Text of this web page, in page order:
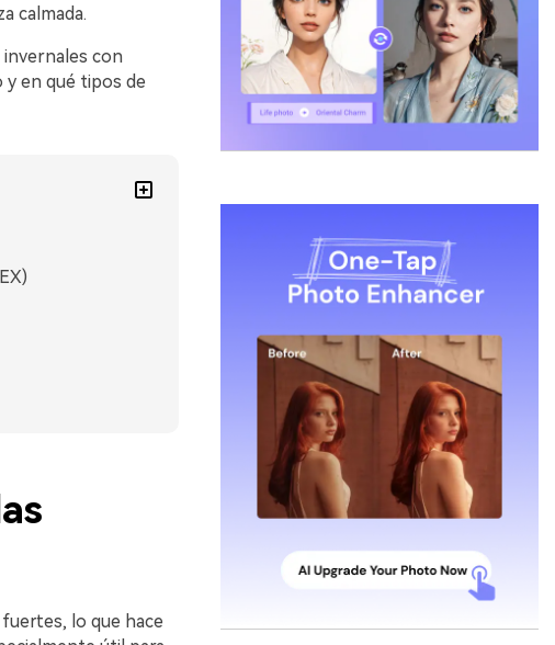
calmada.
con
y en qué tipos de
lo que hace